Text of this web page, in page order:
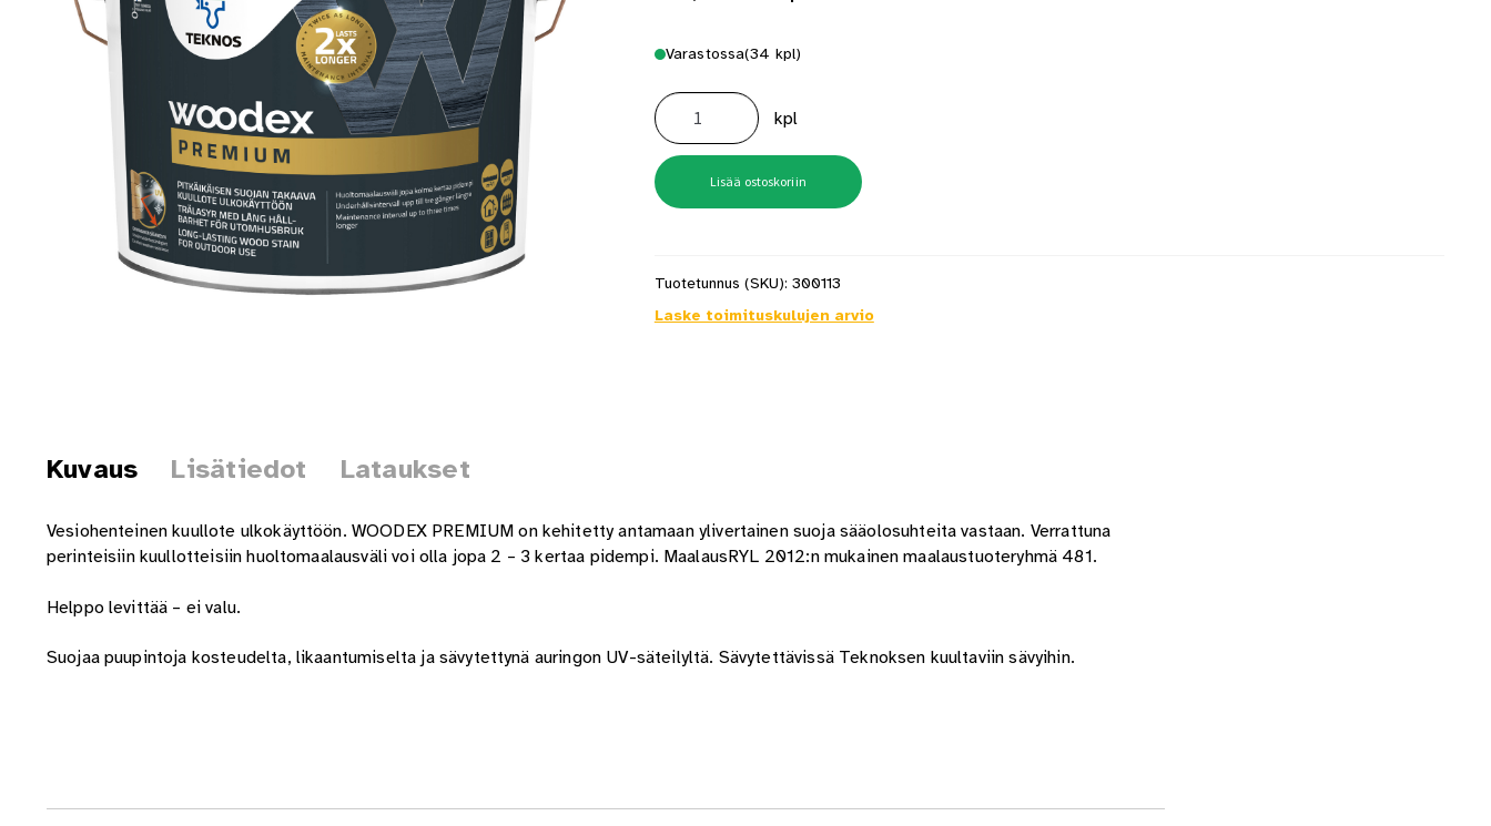
Varastossa(34 kpl)
Woodex
Premium
Väritön
9
määrä
kpl
Lisää ostoskoriin
Tuotetunnus (SKU): 300113
Laske toimituskulujen arvio
Kuvaus Lisätiedot Lataukset
Vesiohenteinen kuullote ulkokäyttöön. WOODEX PREMIUM on kehitetty antamaan ylivertainen suoja sääolosuhteita vastaan. Verrattuna
perinteisiin kuullotteisiin huoltomaalausväli voi olla jopa 2 – 3 kertaa pidempi. MaalausRYL 2012:n mukainen maalaustuoteryhmä 481.
Helppo levittää – ei valu.
Suojaa puupintoja kosteudelta, likaantumiselta ja sävytettynä auringon UV-säteilyltä. Sävytettävissä Teknoksen kuultaviin sävyihin.